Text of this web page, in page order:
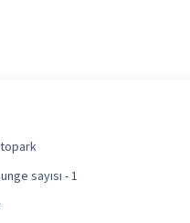
sayısı - 1